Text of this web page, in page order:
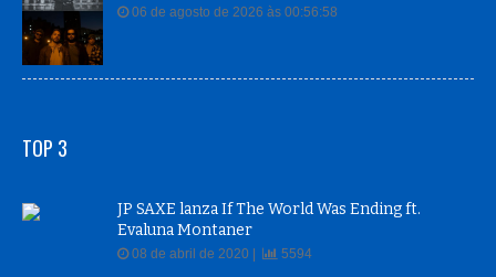
06 de agosto de 2026 às 00:56:58
TOP 3
JP SAXE lanza If The World Was Ending ft.
Evaluna Montaner
08 de abril de 2020 | 5594